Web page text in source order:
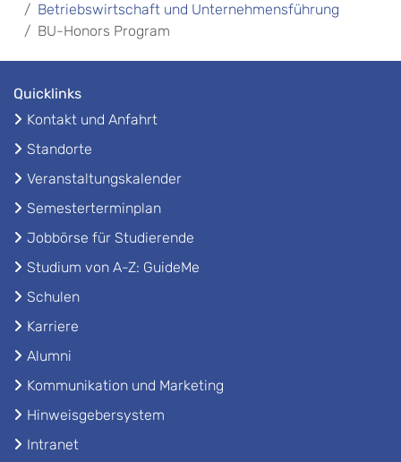
Betriebswirtschaft und Unternehmensführung
BU-Honors Program
Quicklinks
Kontakt und Anfahrt
Standorte
Veranstaltungskalender
Semesterterminplan
Jobbörse für Studierende
Studium von A-Z: GuideMe
Schulen
Karriere
Alumni
Kommunikation und Marketing
Hinweisgebersystem
Intranet